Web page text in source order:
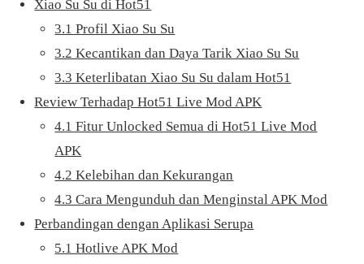
Xiao Su Su di Hot51
3.1 Profil Xiao Su Su
3.2 Kecantikan dan Daya Tarik Xiao Su Su
3.3 Keterlibatan Xiao Su Su dalam Hot51
Review Terhadap Hot51 Live Mod APK
4.1 Fitur Unlocked Semua di Hot51 Live Mod
APK
4.2 Kelebihan dan Kekurangan
4.3 Cara Mengunduh dan Menginstal APK Mod
Perbandingan dengan Aplikasi Serupa
5.1 Hotlive APK Mod